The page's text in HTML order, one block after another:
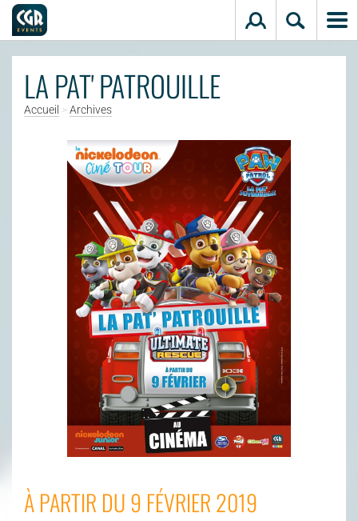
LA PAT' PATROUILLE
Accueil >Archives
À PARTIR DU 9 FÉVRIER 2019